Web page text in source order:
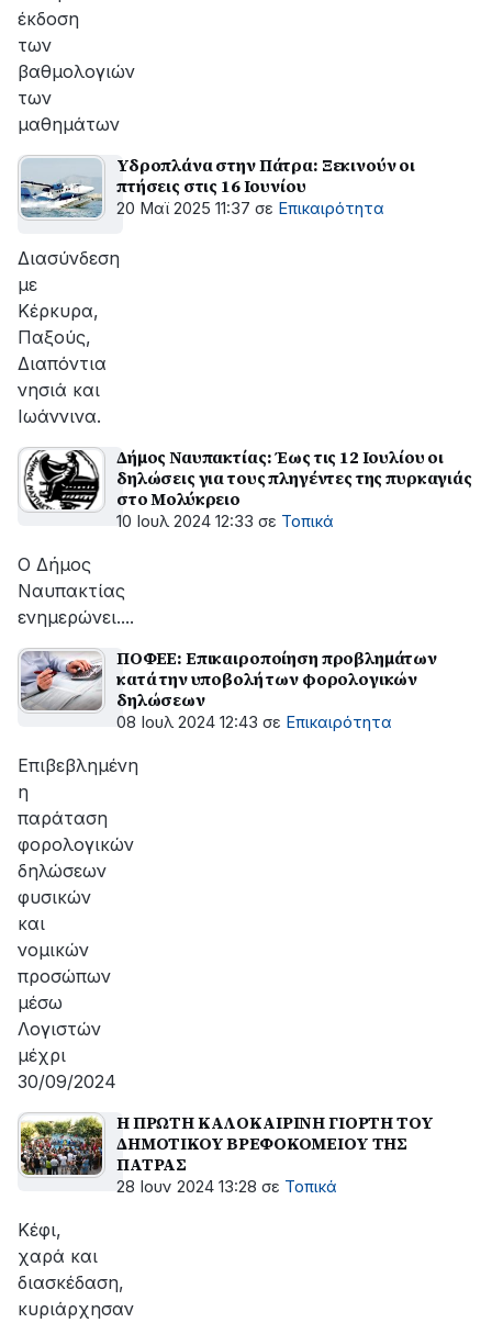
έκδοση
των
βαθμολογιών
των
μαθημάτων
Υδροπλάνα στην Πάτρα: Ξεκινούν οι
πτήσεις στις 16 Ιουνίου
20 Μαϊ 2025 11:37 σε Επικαιρότητα
Διασύνδεση
με
Κέρκυρα,
Παξούς,
Διαπόντια
νησιά και
Ιωάννινα.
Δήμος Ναυπακτίας: Έως τις 12 Ιουλίου οι
δηλώσεις για τους πληγέντες της πυρκαγιάς
στο Μολύκρειο
10 Ιουλ 2024 12:33 σε Τοπικά
Ο Δήμος
Ναυπακτίας
ενημερώνει....
ΠΟΦΕΕ: Επικαιροποίηση προβλημάτων
κατά την υποβολή των φορολογικών
δηλώσεων
08 Ιουλ 2024 12:43 σε Επικαιρότητα
Επιβεβλημένη
η
παράταση
φορολογικών
δηλώσεων
φυσικών
και
νομικών
προσώπων
μέσω
Λογιστών
μέχρι
30/09/2024
Η ΠΡΩΤΗ ΚΑΛΟΚΑΙΡΙΝΗ ΓΙΟΡΤΗ ΤΟΥ
ΔΗΜΟΤΙΚΟΥ ΒΡΕΦΟΚΟΜΕΙΟΥ ΤΗΣ
ΠΑΤΡΑΣ
28 Ιουν 2024 13:28 σε Τοπικά
Κέφι,
χαρά και
διασκέδαση,
κυριάρχησαν